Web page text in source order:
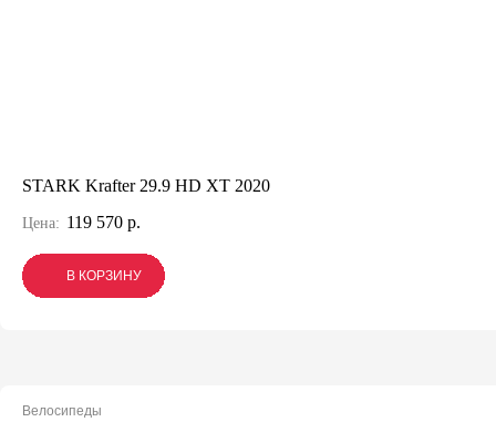
STARK Krafter 29.9 HD XT 2020
Цена: 119 570 р.
В КОРЗИНУ
В КОРЗИНУ
В КОРЗИНУ
Велосипеды